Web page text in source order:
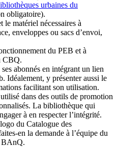
urbaines du
obligatoire).
le matériel nécessaires à
enveloppes ou sacs d’envoi,
du PEB et à
CBQ.
abonnés en intégrant un lien
Idéalement, y présenter aussi le
facilitant son utilisation.
dans des outils de promotion
La bibliothèque qui
à en respecter l’intégrité.
du Catalogue des
en la demande à l’équipe du
BAnQ.